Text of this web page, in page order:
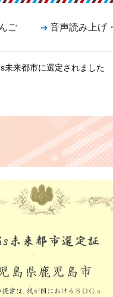
ご 音声読み上げ
未来都市に選定されました